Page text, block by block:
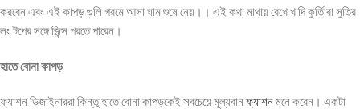
করবেন এবং এই কাপড় গুলি গরমে আসা ঘাম শুষে নেয়।। এই কথা মাথায় রেখে খাদি কুর্তি বা সুতির
লং টপের সঙ্গে জিন্স পরতে পারেন।
হাতেবোনাকাপড়
ফ্যাশন ডিজাইনাররা কিন্তু হাতে বোনা কাপড়কেই সবচেয়ে মূল্যবানফ্যাশনমনে করেন। একটা